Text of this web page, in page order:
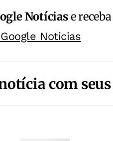
Notíciase
Noticias
com